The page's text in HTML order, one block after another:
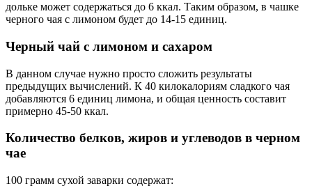
дольке может содержаться до 6 ккал. Таким образом, в чашке
черного чая с лимоном будет до 14-15 единиц.
Черный чай с лимоном и сахаром
В данном случае нужно просто сложить результаты
предыдущих вычислений. К 40 килокалориям сладкого чая
добавляются 6 единиц лимона, и общая ценность составит
примерно 45-50 ккал.
Количество белков, жиров и углеводов в черном
чае
100 грамм сухой заварки содержат: